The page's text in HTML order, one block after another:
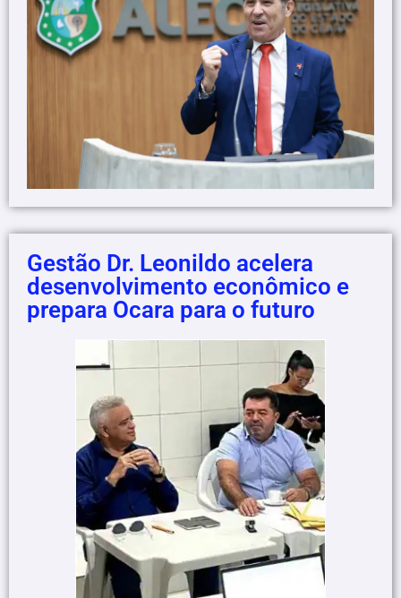
Gestão Dr. Leonildo acelera
desenvolvimento econômico e
prepara Ocara para o futuro